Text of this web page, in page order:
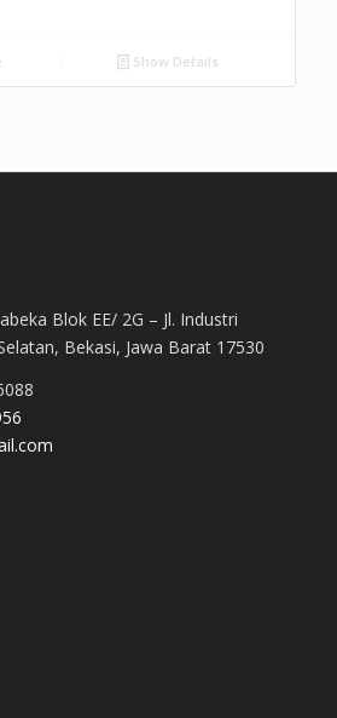
Show Details
Blok EE/ 2G – Jl. Industri
Bekasi, Jawa Barat 17530